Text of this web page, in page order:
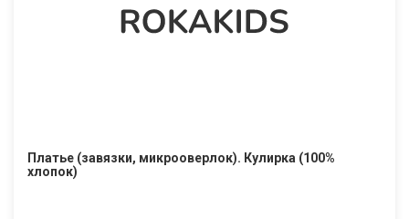
Платье (завязки, микрооверлок). Кулирка (100%
хлопок)